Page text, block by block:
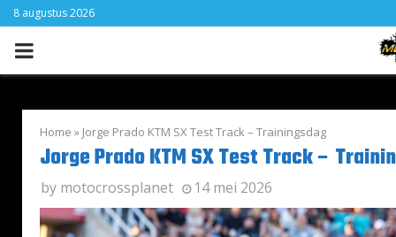
8 augustus 2026
PRIMARY
Home » Jorge Prado KTM SX Test Track – Trainingsdag
Jorge Prado KTM SX Test Track –
by motocrossplanet 14 mei 2026